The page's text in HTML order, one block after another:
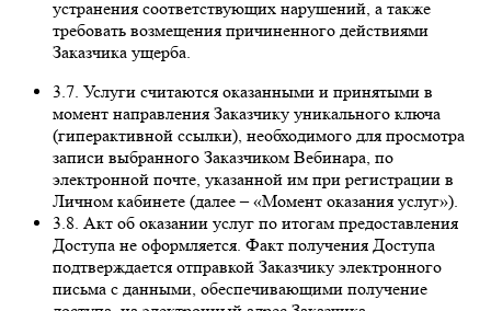
устранения соответствующих нарушений, а также
требовать возмещения причиненного действиями
Заказчика ущерба.
3.7. Услуги считаются оказанными и принятыми в
момент направления Заказчику уникального ключа
(гиперактивной ссылки), необходимого для просмотра
записи выбранного Заказчиком Вебинара, по
электронной почте, указанной им при регистрации в
Личном кабинете (далее – «Момент оказания услуг»).
3.8. Акт об оказании услуг по итогам предоставления
Доступа не оформляется. Факт получения Доступа
подтверждается отправкой Заказчику электронного
письма с данными, обеспечивающими получение